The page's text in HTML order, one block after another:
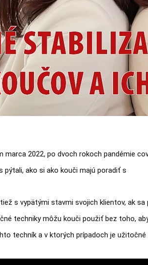
2022, po dvoch rokoch pandémie
pýtali, ako si ako kouči majú poradiť s
s vypätými stavmi svojich klientov, ak sa
techniky môžu kouči použiť bez toho,
techník a v ktorých prípadoch je